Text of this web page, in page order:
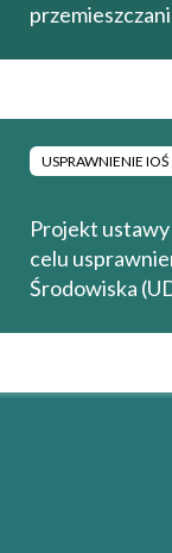
USPRAWNIENIE IOŚ
Projekt
celu
Środowiska